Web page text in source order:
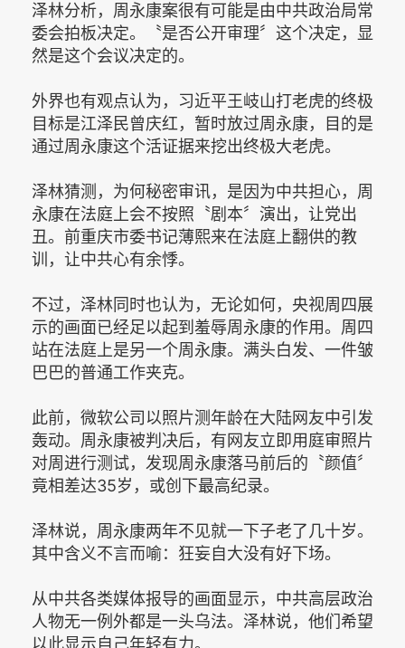
泽林分析，周永康案很有可能是由中共政治局常
委会拍板决定。〝是否公开审理〞这个决定，显
然是这个会议决定的。
外界也有观点认为，习近平王岐山打老虎的终极
目标是江泽民曾庆红，暂时放过周永康，目的是
通过周永康这个活证据来挖出终极大老虎。
泽林猜测，为何秘密审讯，是因为中共担心，周
永康在法庭上会不按照〝剧本〞演出，让党出
丑。前重庆市委书记薄熙来在法庭上翻供的教
训，让中共心有余悸。
不过，泽林同时也认为，无论如何，央视周四展
示的画面已经足以起到羞辱周永康的作用。周四
站在法庭上是另一个周永康。满头白发、一件皱
巴巴的普通工作夹克。
此前，微软公司以照片测年龄在大陆网友中引发
轰动。周永康被判决后，有网友立即用庭审照片
对周进行测试，发现周永康落马前后的〝颜值〞
竟相差达35岁，或创下最高纪录。
泽林说，周永康两年不见就一下子老了几十岁。
其中含义不言而喻：狂妄自大没有好下场。
从中共各类媒体报导的画面显示，中共高层政治
人物无一例外都是一头乌法。泽林说，他们希望
以此显示自己年轻有力。